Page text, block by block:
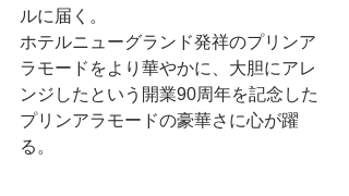
ルに届く。
ホテルニューグランド発祥のプリンア
ラモードをより華やかに、大胆にアレ
ンジしたという開業90周年を記念した
プリンアラモードの豪華さに心が躍
る。